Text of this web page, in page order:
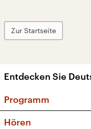
Zur Startseite
Entdecken Sie
Programm
Hören